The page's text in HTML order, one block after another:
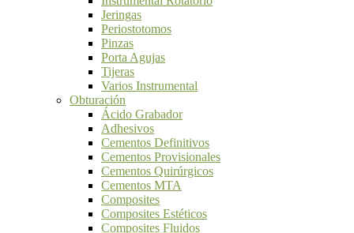
Jeringas
Periostotomos
Pinzas
Porta Agujas
Tijeras
Varios Instrumental
Obturación
Ácido Grabador
Adhesivos
Cementos Definitivos
Cementos Provisionales
Cementos Quirúrgicos
Cementos MTA
Composites
Composites Estéticos
Composites Fluidos